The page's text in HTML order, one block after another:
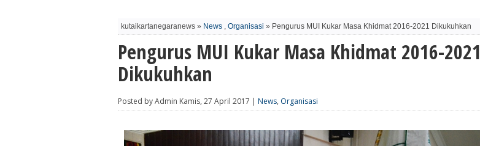
kutaikartanegaranews » News , Organisasi » Pengurus MUI Kukar Masa Khidmat 2016-2021 Dikukuhkan
Pengurus MUI Kukar Masa Khidmat 2016-2021
Dikukuhkan
Posted by Admin Kamis, 27 April 2017 | News, Organisasi